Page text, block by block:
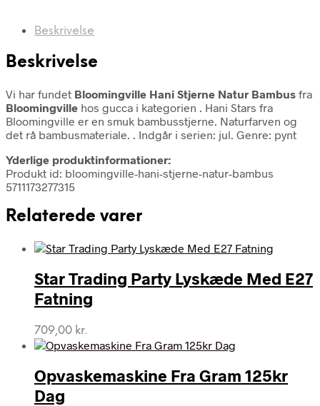
Beskrivelse
Beskrivelse
Vi har fundet Bloomingville Hani Stjerne Natur Bambus fra
Bloomingville hos gucca i kategorien . Hani Stars fra
Bloomingville er en smuk bambusstjerne. Naturfarven og
det rå bambusmateriale. . Indgår i serien: jul. Genre: pynt
Yderlige produktinformationer:
Produkt id: bloomingville-hani-stjerne-natur-bambus
5711173277315
Relaterede varer
Star Trading Party Lyskæde Med E27
Fatning
709,00 kr.
Opvaskemaskine Fra Gram 125kr
Dag